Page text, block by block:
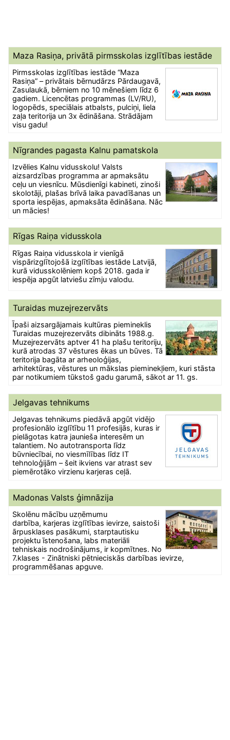
Maza Rasiņa, privātā pirmsskolas izglītības iestāde
Pirmsskolas izglītības iestāde “Maza
Rasiņa” – privātais bērnudārzs Pārdaugavā,
Zasulaukā, bērniem no 10 mēnešiem līdz 6
gadiem. Licencētas programmas (LV/RU),
logopēds, speciālais atbalsts, pulciņi, liela
zaļa teritorija un 3x ēdināšana. Strādājam
visu gadu!
Nīgrandes pagasta Kalnu pamatskola
Izvēlies Kalnu vidusskolu! Valsts
aizsardzības programma ar apmaksātu
ceļu un viesnīcu. Mūsdienīgi kabineti, zinoši
skolotāji, plašas brīvā laika pavadīšanas un
sporta iespējas, apmaksāta ēdināšana. Nāc
un mācies!
Rīgas Raiņa vidusskola
Rīgas Raiņa vidusskola ir vienīgā
vispārizglītojošā izglītības iestāde Latvijā,
kurā vidusskolēniem kopš 2018. gada ir
iespēja apgūt latviešu zīmju valodu.
Turaidas muzejrezervāts
Īpaši aizsargājamais kultūras piemineklis
Turaidas muzejrezervāts dibināts 1988.g.
Muzejrezervāts aptver 41 ha plašu teritoriju,
kurā atrodas 37 vēstures ēkas un būves. Tā
teritorija bagāta ar arheoloģijas,
arhitektūras, vēstures un mākslas pieminekļiem, kuri stāsta
par notikumiem tūkstoš gadu garumā, sākot ar 11. gs.
Jelgavas tehnikums
Jelgavas tehnikums piedāvā apgūt vidējo
profesionālo izglītību 11 profesijās, kuras ir
pielāgotas katra jaunieša interesēm un
talantiem. No autotransporta līdz
būvniecībai, no viesmīlības līdz IT
tehnoloģijām – šeit ikviens var atrast sev
piemērotāko virzienu karjeras ceļā.
Madonas Valsts ģimnāzija
Skolēnu mācību uzņēmumu
darbība, karjeras izglītības ievirze, saistoši
ārpusklases pasākumi, starptautisku
projektu īstenošana, labs materiāli
tehniskais nodrošinājums, ir kopmītnes. No
7.klases - Zinātniski pētnieciskās darbības ievirze,
programmēšanas apguve.